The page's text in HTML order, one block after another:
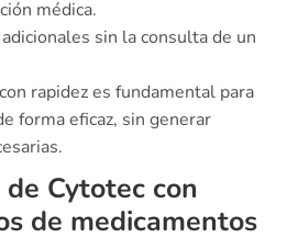
médica.
sin la consulta de un
rapidez es fundamental para
forma eficaz, sin generar
Cytotec con
de medicamentos